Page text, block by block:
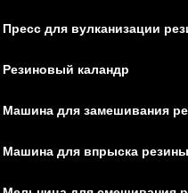
Пресс для вулканизации
Резиновый каландр
Машина для замешивания
Машина для впрыска резины